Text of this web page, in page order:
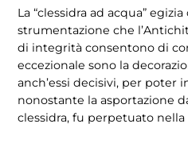
La “clessidra ad acqua”
strumentazione che
di integrità consentono di
eccezionale sono la
anch’essi decisivi, per poter
nonostante la asportazione
clessidra, fu perpetuato